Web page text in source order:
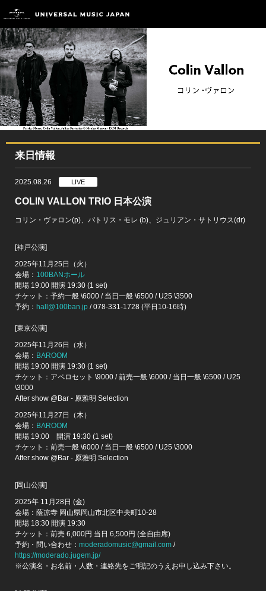
来日情報
2025.08.26 LIVE
COLIN VALLON TRIO 日本公演
コリン・ヴァロン(p)、パトリス・モレ (b)、ジュリアン・サトリウス(dr)
[神戸公演]
2025年11月25日（火）
会場： 100BANホール
開場 19:00 開演 19:30 (1 set)
チケット：予約一般 \6000 / 当日一般 \6500 / U25 \3500
予約： hall@100ban.jp / 078-331-1728 (平日10-16時)
[東京公演]
2025年11月26日（水）
会場： BAROOM
開場 19:00 開演 19:30 (1 set)
チケット：アペロセット \9000 / 前売一般 \6000 / 当日一般 \6500 / U25
\3000
After show @Bar - 原雅明 Selection
2025年11月27日（木）
会場： BAROOM
開場 19:00 開演 19:30 (1 set)
チケット：前売一般 \6000 / 当日一般 \6500 / U25 \3000
After show @Bar - 原雅明 Selection
[岡山公演]
2025年 11月28日 (金)
会場：蔭凉寺 岡山県岡山市北区中央町10-28
開場 18:30 開演 19:30
チケット：前売 6,000円 当日 6,500円 (全自由席)
予約・問い合わせ： moderadomusic@gmail.com /
https://moderado.jugem.jp/
※公演名・お名前・人数・連絡先をご明記のうえお申し込み下さい。